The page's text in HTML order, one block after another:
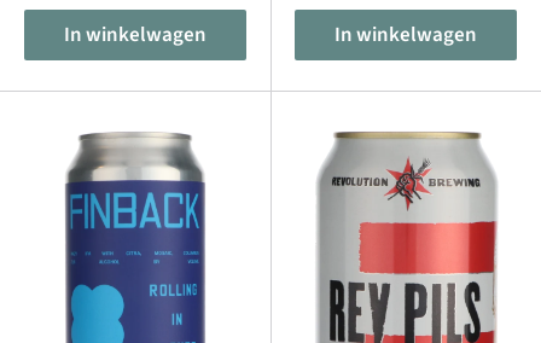
In winkelwagen In winkelwagen